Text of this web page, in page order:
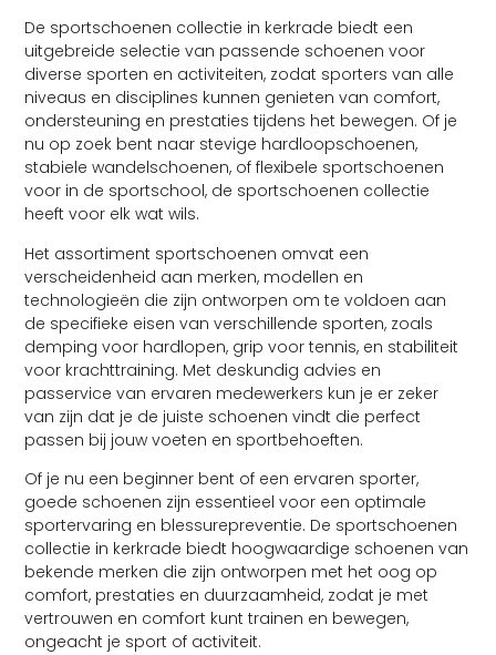
De sportschoenen collectie in kerkrade biedt een
uitgebreide selectie van passende schoenen voor
diverse sporten en activiteiten, zodat sporters van alle
niveaus en disciplines kunnen genieten van comfort,
ondersteuning en prestaties tijdens het bewegen. Of je
nu op zoek bent naar stevige hardloopschoenen,
stabiele wandelschoenen, of flexibele sportschoenen
voor in de sportschool, de sportschoenen collectie
heeft voor elk wat wils.
Het assortiment sportschoenen omvat een
verscheidenheid aan merken, modellen en
technologieën die zijn ontworpen om te voldoen aan
de specifieke eisen van verschillende sporten, zoals
demping voor hardlopen, grip voor tennis, en stabiliteit
voor krachttraining. Met deskundig advies en
passervice van ervaren medewerkers kun je er zeker
van zijn dat je de juiste schoenen vindt die perfect
passen bij jouw voeten en sportbehoeften.
Of je nu een beginner bent of een ervaren sporter,
goede schoenen zijn essentieel voor een optimale
sportervaring en blessurepreventie. De sportschoenen
collectie in kerkrade biedt hoogwaardige schoenen van
bekende merken die zijn ontworpen met het oog op
comfort, prestaties en duurzaamheid, zodat je met
vertrouwen en comfort kunt trainen en bewegen,
ongeacht je sport of activiteit.